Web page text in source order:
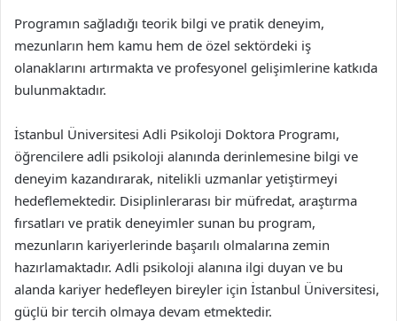
Programın sağladığı teorik bilgi ve pratik deneyim,
mezunların hem kamu hem de özel sektördeki iş
olanaklarını artırmakta ve profesyonel gelişimlerine katkıda
bulunmaktadır.
İstanbul Üniversitesi Adli Psikoloji Doktora Programı,
öğrencilere adli psikoloji alanında derinlemesine bilgi ve
deneyim kazandırarak, nitelikli uzmanlar yetiştirmeyi
hedeflemektedir. Disiplinlerarası bir müfredat, araştırma
fırsatları ve pratik deneyimler sunan bu program,
mezunların kariyerlerinde başarılı olmalarına zemin
hazırlamaktadır. Adli psikoloji alanına ilgi duyan ve bu
alanda kariyer hedefleyen bireyler için İstanbul Üniversitesi,
güçlü bir tercih olmaya devam etmektedir.